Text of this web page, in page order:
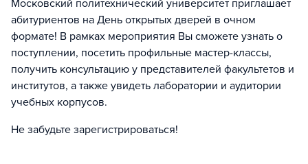
Московский политехнический университет приглашает
абитуриентов на День открытых дверей в очном
формате! В рамках мероприятия Вы сможете узнать о
поступлении, посетить профильные мастер-классы,
получить консультацию у представителей факультетов и
институтов, а также увидеть лаборатории и аудитории
учебных корпусов.
Не забудьте зарегистрироваться!